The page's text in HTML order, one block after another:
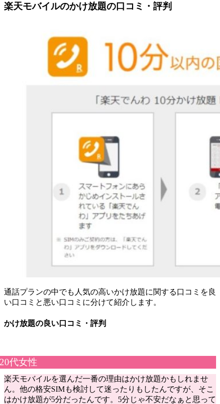
楽天モバイルのかけ放題の口コミ・評判
通話プランの中でも人気の高いかけ放題に関する口コミを良
い口コミと悪い口コミに分けて紹介します。
かけ放題の良い口コミ・評判
20代女性
楽天モバイルを選んだ一番の理由はかけ放題かもしれませ
ん。他の格安SIMも検討して迷ったりもしたんですが、そこ
はかけ放題が5分だったんです。5分じゃ不安だなぁと思って